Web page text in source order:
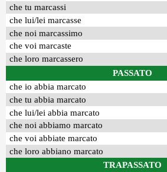
che tu marcassi
che lui/lei marcasse
che noi marcassimo
che voi marcaste
che loro marcassero
PASSATO
che io abbia marcato
che tu abbia marcato
che lui/lei abbia marcato
che noi abbiamo marcato
che voi abbiate marcato
che loro abbiano marcato
TRAPASSATO